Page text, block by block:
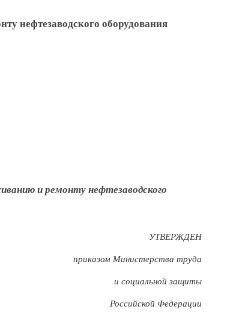
нефтезаводского оборудования
и ремонту нефтезаводского
УТВЕРЖДЕН
приказом Министерства труда
и социальной защиты
Российской Федерации